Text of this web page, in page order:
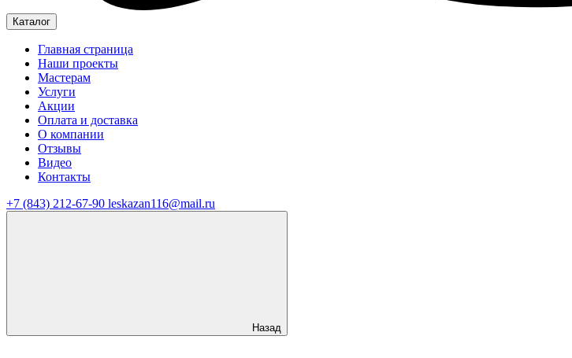
Каталог
Главная страница
Наши проекты
Мастерам
Услуги
Акции
Оплата и доставка
О компании
Отзывы
Видео
Контакты
+7 (843) 212-67-90 leskazan116@mail.ru
Назад